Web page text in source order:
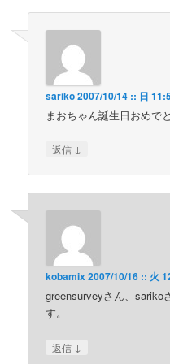
sariko2007/10/14 :: 日
まおちゃん誕生日おめで
返信 ↓
kobamix2007/10/16 :: 火
greensurveyさん、sariko
す。
返信 ↓